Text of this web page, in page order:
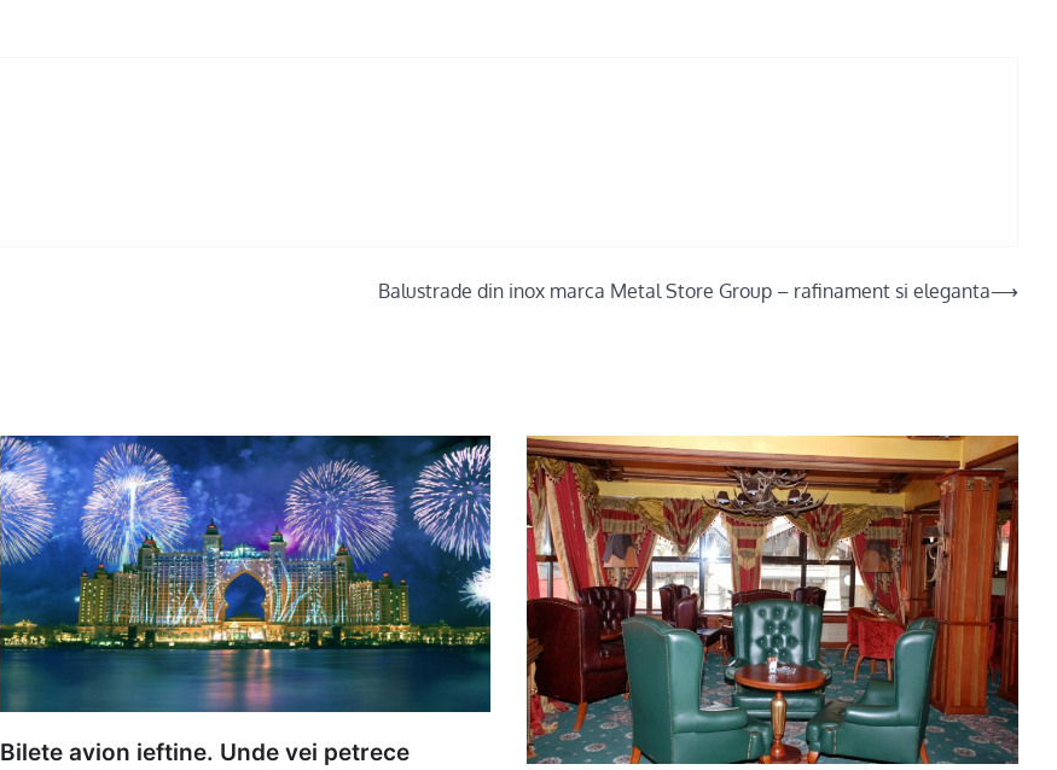
Balustrade din inox marca Metal Store Group – rafinament si eleganta⟶
Bilete avion ieftine. Unde vei petrece